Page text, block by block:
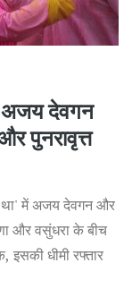
अजय देवगन
पुनरावृत्त
था' में अजय देवगन और
और वसुंधरा के बीच
इसकी धीमी रफ्तार